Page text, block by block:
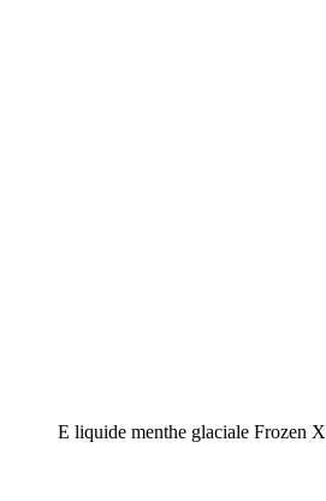
E liquide menthe glaciale Frozen X